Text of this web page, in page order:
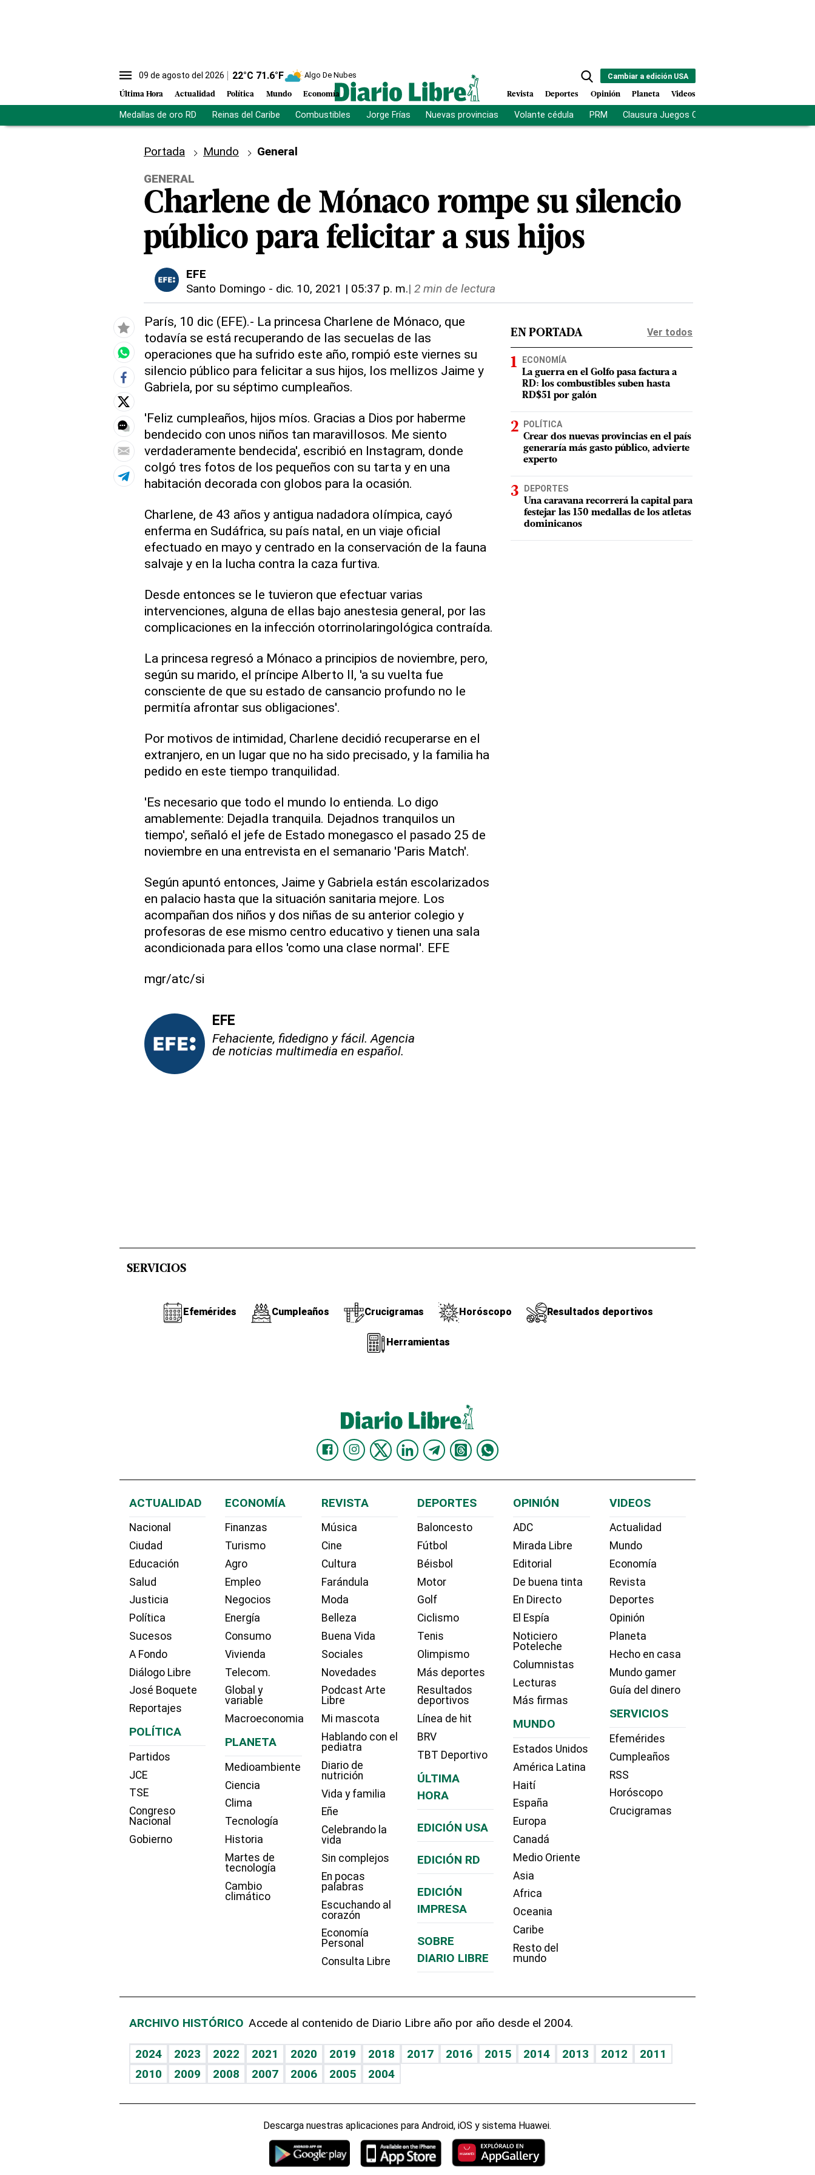
09 de agosto del 2026 22°C 71.6°F Algo De Nubes
Última Hora Actualidad Política Mundo Economía
Cambiar a edición USA
Revista Deportes Opinión Planeta Videos
Medallas de oro RD Reinas del Caribe Combustibles Jorge Frías Nuevas provincias Volante cédula PRM Clausura Juegos Centroamericanos
Portada Mundo
General
GENERAL
Charlene de Mónaco rompe su silencio
público para felicitar a sus hijos
EFE
Santo Domingo - dic. 10, 2021 | 05:37 p. m.| 2 min de lectura
París, 10 dic (EFE).- La princesa Charlene de Mónaco, que
todavía se está recuperando de las secuelas de las
operaciones que ha sufrido este año, rompió este viernes su
silencio público para felicitar a sus hijos, los mellizos Jaime y
Gabriela, por su séptimo cumpleaños.
'Feliz cumpleaños, hijos míos. Gracias a Dios por haberme
bendecido con unos niños tan maravillosos. Me siento
verdaderamente bendecida', escribió en Instagram, donde
colgó tres fotos de los pequeños con su tarta y en una
habitación decorada con globos para la ocasión.
Charlene, de 43 años y antigua nadadora olímpica, cayó
enferma en Sudáfrica, su país natal, en un viaje oficial
efectuado en mayo y centrado en la conservación de la fauna
salvaje y en la lucha contra la caza furtiva.
Desde entonces se le tuvieron que efectuar varias
intervenciones, alguna de ellas bajo anestesia general, por las
complicaciones en la infección otorrinolaringológica contraída.
La princesa regresó a Mónaco a principios de noviembre, pero,
según su marido, el príncipe Alberto II, 'a su vuelta fue
consciente de que su estado de cansancio profundo no le
permitía afrontar sus obligaciones'.
Por motivos de intimidad, Charlene decidió recuperarse en el
extranjero, en un lugar que no ha sido precisado, y la familia ha
pedido en este tiempo tranquilidad.
'Es necesario que todo el mundo lo entienda. Lo digo
amablemente: Dejadla tranquila. Dejadnos tranquilos un
tiempo', señaló el jefe de Estado monegasco el pasado 25 de
noviembre en una entrevista en el semanario 'Paris Match'.
Según apuntó entonces, Jaime y Gabriela están escolarizados
en palacio hasta que la situación sanitaria mejore. Los
acompañan dos niños y dos niñas de su anterior colegio y
profesoras de ese mismo centro educativo y tienen una sala
acondicionada para ellos 'como una clase normal'. EFE
mgr/atc/si
EFE
Fehaciente, fidedigno y fácil. Agencia
de noticias multimedia en español.
EN PORTADA Ver todos
ECONOMÍA
La guerra en el Golfo pasa factura a
RD: los combustibles suben hasta
RD$51 por galón
POLÍTICA
Crear dos nuevas provincias en el país
generaría más gasto público, advierte
experto
DEPORTES
Una caravana recorrerá la capital para
festejar las 150 medallas de los atletas
dominicanos
SERVICIOS
Efemérides Cumpleaños Crucigramas Horóscopo Resultados deportivos
Herramientas
ACTUALIDAD
Nacional
Ciudad
Educación
Salud
Justicia
Política
Sucesos
A Fondo
Diálogo Libre
José Boquete
Reportajes
POLÍTICA
Partidos
JCE
TSE
Congreso
Nacional
Gobierno
ECONOMÍA
Finanzas
Turismo
Agro
Empleo
Negocios
Energía
Consumo
Vivienda
Telecom.
Global y
variable
Macroeconomia
PLANETA
Medioambiente
Ciencia
Clima
Tecnología
Historia
Martes de
tecnología
Cambio
climático
REVISTA
Música
Cine
Cultura
Farándula
Moda
Belleza
Buena Vida
Sociales
Novedades
Podcast Arte
Libre
Mi mascota
Hablando con el
pediatra
Diario de
nutrición
Vida y familia
Eñe
Celebrando la
vida
Sin complejos
En pocas
palabras
Escuchando al
corazón
Economía
Personal
Consulta Libre
DEPORTES
Baloncesto
Fútbol
Béisbol
Motor
Golf
Ciclismo
Tenis
Olimpismo
Más deportes
Resultados
deportivos
Línea de hit
BRV
TBT Deportivo
ÚLTIMA
HORA
EDICIÓN USA
EDICIÓN RD
EDICIÓN
IMPRESA
SOBRE
DIARIO LIBRE
OPINIÓN
ADC
Mirada Libre
Editorial
De buena tinta
En Directo
El Espía
Noticiero
Poteleche
Columnistas
Lecturas
Más firmas
MUNDO
Estados Unidos
América Latina
Haití
España
Europa
Canadá
Medio Oriente
Asia
Africa
Oceania
Caribe
Resto del
mundo
VIDEOS
Actualidad
Mundo
Economía
Revista
Deportes
Opinión
Planeta
Hecho en casa
Mundo gamer
Guía del dinero
SERVICIOS
Efemérides
Cumpleaños
RSS
Horóscopo
Crucigramas
ARCHIVO HISTÓRICO Accede al contenido de Diario Libre año por año desde el 2004.
2024 2023 2022 2021 2020 2019 2018 2017 2016 2015 2014 2013 2012
2011
2010
2009 2008 2007 2006 2005 2004
Descarga nuestras aplicaciones para Android, iOS y sistema Huawei.